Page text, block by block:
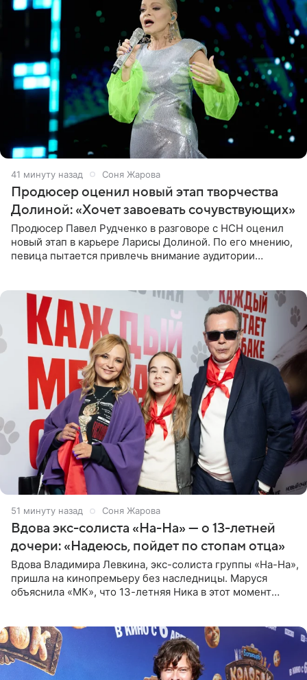
41 минуту назад Соня Жарова
Продюсер оценил новый этап творчества
Долиной: «Хочет завоевать сочувствующих»
Продюсер Павел Рудченко в разговоре с НСН оценил
новый этап в карьере Ларисы Долиной. По его мнению,
певица пытается привлечь внимание аудитории
51 минуту назад Соня Жарова
Вдова экс-солиста «На-На» — о 13-летней
дочери: «Надеюсь, пойдет по стопам отца»
Вдова Владимира Левкина, экс-солиста группы «На-На»,
пришла на кинопремьеру без наследницы. Маруся
объяснила «МК», что 13-летняя Ника в этот момент